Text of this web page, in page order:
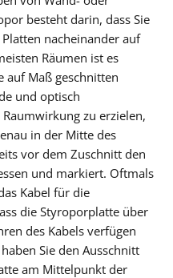
besteht darin, dass Sie
nacheinander auf
Räumen ist es
auf Maß geschnitten
und optisch
zu erzielen,
in der Mitte des
vor dem Zuschnitt den
und markiert. Oftmals
Kabel für die
die Styroporplatte über
des Kabels verfügen
Sie den Ausschnitt
am Mittelpunkt der